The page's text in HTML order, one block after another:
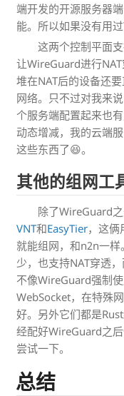
端开发的开源服务器
能。所以如果没有用
这两个控制平面
让WireGuard进行
堆在NAT后的设备还
网络。只不过对我来
个服务端配置起来也
动态增减，我的云端
这些东西了😆。
其他的组网工
除了WireGuard
VNT和EasyTier，这俩
就能组网，和n2n一
少，也支持NAT穿透
不像WireGuard强制
WebSocket，在特殊
好。另外它们都是
经配好WireGuard之
尝试一下。
总结